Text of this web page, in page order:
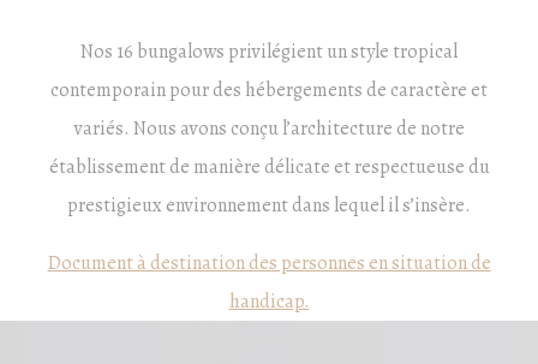
Nos 16 bungalows privilégient un style tropical
contemporain pour des hébergements de caractère et
variés. Nous avons conçu l’architecture de notre
établissement de manière délicate et respectueuse du
prestigieux environnement dans lequel il s’insère.
Document à destination des personnes en situation de
handicap.